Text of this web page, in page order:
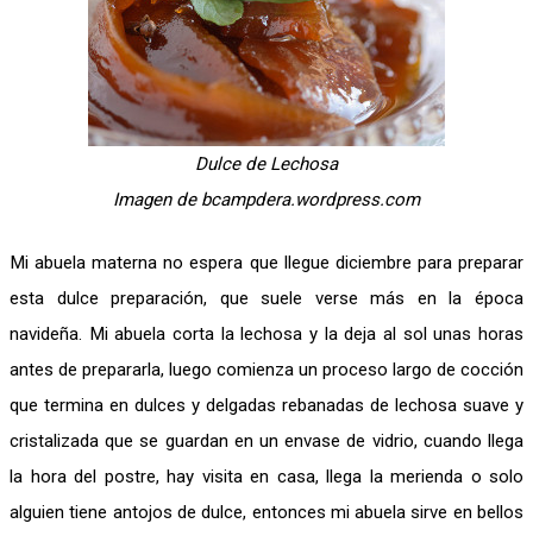
Dulce de Lechosa
Imagen de bcampdera.wordpress.com
Mi abuela materna no espera que llegue diciembre para preparar
esta dulce preparación, que suele verse más en la época
navideña. Mi abuela corta la lechosa y la deja al sol unas horas
antes de prepararla, luego comienza un proceso largo de cocción
que termina en dulces y delgadas rebanadas de lechosa suave y
cristalizada que se guardan en un envase de vidrio, cuando llega
la hora del postre, hay visita en casa, llega la merienda o solo
alguien tiene antojos de dulce, entonces mi abuela sirve en bellos